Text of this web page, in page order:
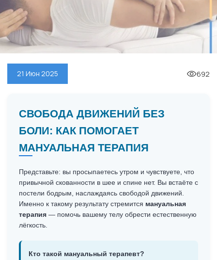
21 Июн 2025 692
СВОБОДА ДВИЖЕНИЙ БЕЗ
БОЛИ: КАК ПОМОГАЕТ
МАНУАЛЬНАЯ ТЕРАПИЯ
Представьте: вы просыпаетесь утром и чувствуете, что
привычной скованности в шее и спине нет. Вы встаёте с
постели бодрым, наслаждаясь свободой движений.
Именно к такому результату стремится мануальная
терапия — помочь вашему телу обрести естественную
лёгкость.
Кто такой мануальный терапевт?